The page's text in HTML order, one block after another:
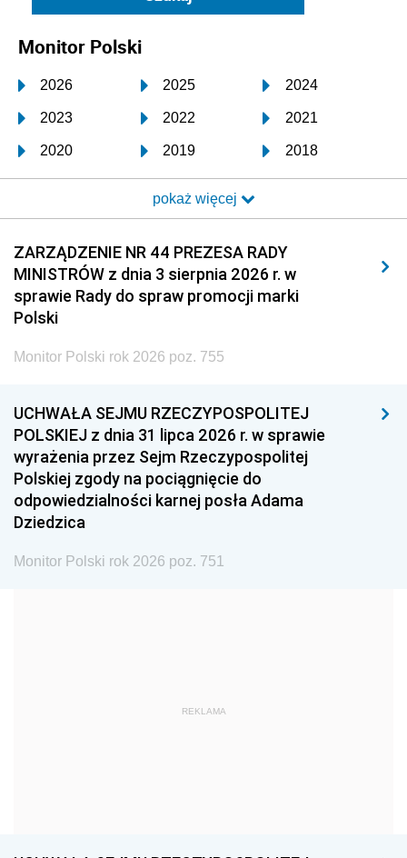
Monitor Polski
2026 2025 2024
2023 2022 2021
2020 2019 2018
2017 2016 2015
2014 2013 2012
2011 2010 2009
2008 2007 2006
2005
1996 1995 1994
1993 1992 1991
1990 1989
1987 1986 1985
1968
pokaż więcej
ZARZĄDZENIE NR 44 PREZESA RADY
MINISTRÓW z dnia 3 sierpnia 2026 r. w
sprawie Rady do spraw promocji marki
Polski
Monitor Polski rok 2026 poz. 755
UCHWAŁA SEJMU RZECZYPOSPOLITEJ
POLSKIEJ z dnia 31 lipca 2026 r. w sprawie
wyrażenia przez Sejm Rzeczypospolitej
Polskiej zgody na pociągnięcie do
odpowiedzialności karnej posła Adama
Dziedzica
Monitor Polski rok 2026 poz. 751
REKLAMA